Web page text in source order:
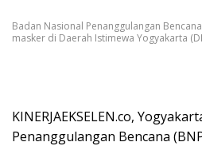
Badan Nasional Penanggulangan
masker di Daerah Istimewa Yogyakarta
KINERJAEKSELEN.co,
Penanggulangan Bencana